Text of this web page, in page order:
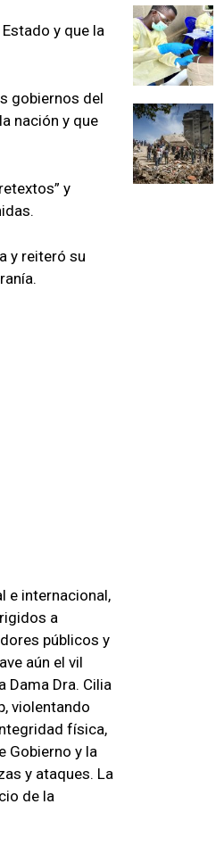
y que la
gobiernos del
nación y que
y
y reiteró su
e internacional,
a
públicos y
aún el vil
Dra. Cilia
violentando
física,
Gobierno y la
y ataques. La
de la